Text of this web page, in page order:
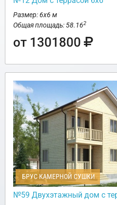
Размер: 6х6 м
Общая площадь: 58.162
от 1301800
БРУС КАМЕРНОЙ СУШКИ
№59 Двухэтажный дом с